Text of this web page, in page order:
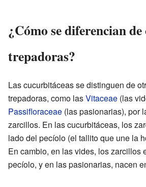
¿Cómo se diferencian
trepadoras?
Las cucurbitáceas se distinguen de
trepadoras, como lasVitaceae (las
Passifloraceae (las pasionarias), por
zarcillos. En las cucurbitáceas, los
lado del pecíolo (el tallito que une la
En cambio, en las vides, los zarcillos
pecíolo, y en las pasionarias, nacen